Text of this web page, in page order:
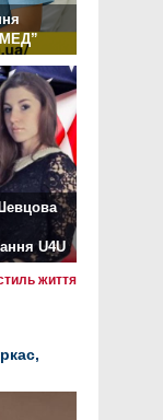
U4U
життя